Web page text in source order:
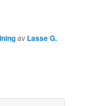
av Lasse G.